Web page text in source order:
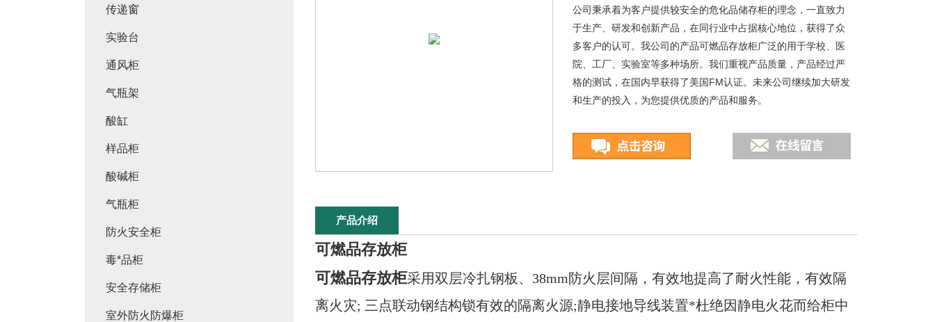
公司秉承着为客户提供较安全的危化品储存柜的理念，一直致力
于生产、研发和创新产品，在同行业中占据核心地位，获得了众
多客户的认可。我公司的产品可燃品存放柜广泛的用于学校、医
院、工厂、实验室等多种场所。我们重视产品质量，产品经过严
格的测试，在国内早获得了美国FM认证。未来公司继续加大研发
和生产的投入，为您提供优质的产品和服务。
产品介绍
可燃品存放柜
可燃品存放柜采用双层冷扎钢板、38mm防火层间隔，有效地提高了耐火性能，有效隔
离火灾; 三点联动钢结构锁有效的隔离火源;静电接地导线装置*杜绝因静电火花而给柜中
传递窗
实验台
通风柜
气瓶架
酸缸
样品柜
酸碱柜
气瓶柜
防火安全柜
毒*品柜
安全存储柜
室外防火防爆柜